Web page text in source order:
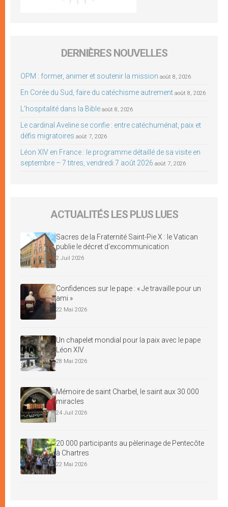
DERNIÈRES NOUVELLES
OPM : former, animer et soutenir la mission août 8, 2026
En Corée du Sud, faire du catéchisme autrement août 8, 2026
L’hospitalité dans la Bible août 8, 2026
Le cardinal Aveline se confie : entre catéchuménat, paix et
défis migratoires août 7, 2026
Léon XIV en France : le programme détaillé de sa visite en
septembre – 7 titres, vendredi 7 août 2026 août 7, 2026
ACTUALITÉS LES PLUS LUES
Sacres de la Fraternité Saint-Pie X : le Vatican
publie le décret d’excommunication
2 Juil 2026
Confidences sur le pape : « Je travaille pour un
ami »
22 Mai 2026
Un chapelet mondial pour la paix avec le pape
Léon XIV
28 Mai 2026
Mémoire de saint Charbel, le saint aux 30 000
miracles
24 Juil 2026
20 000 participants au pèlerinage de Pentecôte
à Chartres
22 Mai 2026